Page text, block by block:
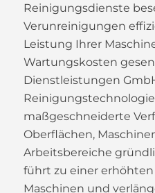
Reinigungsdienste
Verunreinigungen
Leistung Ihrer
Wartungskosten
Dienstleistungen
maßgeschneiderte
Oberflächen,
Arbeitsbereiche
führt zu einer erhöhten
Maschinen und